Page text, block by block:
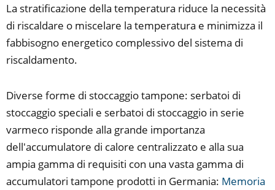
La stratificazione della temperatura riduce la necessità
di riscaldare o miscelare la temperatura e minimizza il
fabbisogno energetico complessivo del sistema di
riscaldamento.
Diverse forme di stoccaggio tampone: serbatoi di
stoccaggio speciali e serbatoi di stoccaggio in serie
varmeco risponde alla grande importanza
dell'accumulatore di calore centralizzato e alla sua
ampia gamma di requisiti con una vasta gamma di
accumulatori tampone prodotti in Germania: Memoria